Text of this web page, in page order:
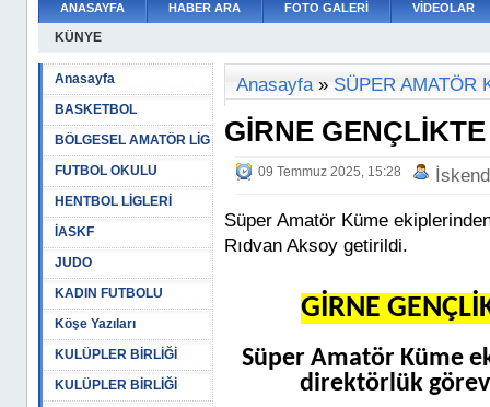
ANASAYFA HABER ARA FOTO GALERİ VİDEOLAR
KÜNYE
Anasayfa
BASKETBOL
BÖLGESEL AMATÖR LİG
FUTBOL OKULU
HENTBOL LİGLERİ
İASKF
JUDO
KADIN FUTBOLU
Köşe Yazıları
KULÜPLER BİRLİĞİ
KULÜPLER BİRLİĞİ
Anasayfa» SÜPER AMATÖR
GİRNE
09 Temmuz 2025, 15:28
Süper Amatör Küme
Rıdvan Aksoy getirildi.
GİRNE
Süper Amatör Küme
direktörlük